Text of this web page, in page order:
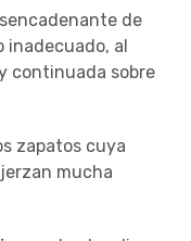
de
inadecuado, al
continuada sobre
zapatos cuya
mucha